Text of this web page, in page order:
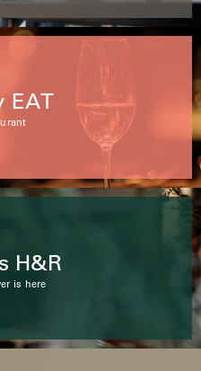
EAT
s H&R
is here